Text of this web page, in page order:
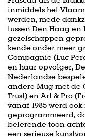
inmiddels het
werden, mede
tussen Den Haag en
gezelschappen
kende onder meer
Compagnie (Luc
en haar opvolger,
Nederlandse
andere Mug met de
Trust) en Art & Pro
vanaf 1985 werd
geprogrammeerd,
belerende toon
een serieuze